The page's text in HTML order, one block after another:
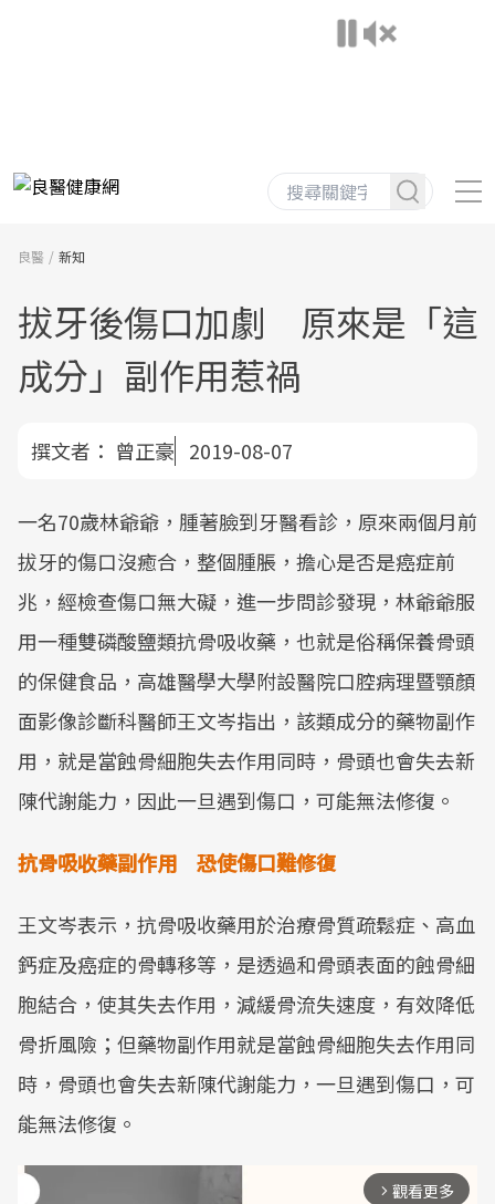
良醫 新知
拔牙後傷口加劇 原來是「這
成分」副作用惹禍
撰文者： 曾正豪 2019-08-07
一名70歲林爺爺，腫著臉到牙醫看診，原來兩個月前
拔牙的傷口沒癒合，整個腫脹，擔心是否是癌症前
兆，經檢查傷口無大礙，進一步問診發現，林爺爺服
用一種雙磷酸鹽類抗骨吸收藥，也就是俗稱保養骨頭
的保健食品，高雄醫學大學附設醫院口腔病理暨顎顏
面影像診斷科醫師王文岑指出，該類成分的藥物副作
用，就是當蝕骨細胞失去作用同時，骨頭也會失去新
陳代謝能力，因此一旦遇到傷口，可能無法修復。
抗骨吸收藥副作用 恐使傷口難修復
王文岑表示，抗骨吸收藥用於治療骨質疏鬆症、高血
鈣症及癌症的骨轉移等，是透過和骨頭表面的蝕骨細
胞結合，使其失去作用，減緩骨流失速度，有效降低
骨折風險；但藥物副作用就是當蝕骨細胞失去作用同
時，骨頭也會失去新陳代謝能力，一旦遇到傷口，可
能無法修復。
arrow_forward_ios 觀看更多